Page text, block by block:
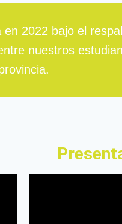
2022 bajo el
nuestros